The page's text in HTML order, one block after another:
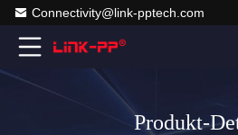
Connectivity@link-pptech.com
Produkt-